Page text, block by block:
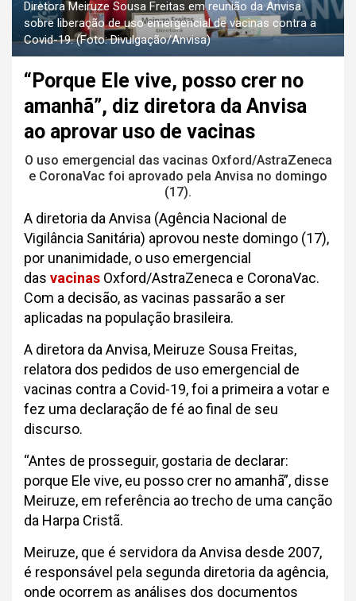
Diretora Meiruze Sousa Freitas em reunião da Anvisa
sobre liberação de uso emergencial de vacinas contra a
Covid-19. (Foto: Divulgação/Anvisa)
“Porque Ele vive, posso crer no
amanhã”, diz diretora da Anvisa
ao aprovar uso de vacinas
O uso emergencial das vacinas Oxford/AstraZeneca
e CoronaVac foi aprovado pela Anvisa no domingo
(17).
A diretoria da Anvisa (Agência Nacional de
Vigilância Sanitária) aprovou neste domingo (17),
por unanimidade, o uso emergencial
das vacinas Oxford/AstraZeneca e CoronaVac.
Com a decisão, as vacinas passarão a ser
aplicadas na população brasileira.
A diretora da Anvisa, Meiruze Sousa Freitas,
relatora dos pedidos de uso emergencial de
vacinas contra a Covid-19, foi a primeira a votar e
fez uma declaração de fé ao final de seu
discurso.
“Antes de prosseguir, gostaria de declarar:
porque Ele vive, eu posso crer no amanhã”, disse
Meiruze, em referência ao trecho de uma canção
da Harpa Cristã.
Meiruze, que é servidora da Anvisa desde 2007,
é responsável pela segunda diretoria da agência,
onde ocorrem as análises dos documentos